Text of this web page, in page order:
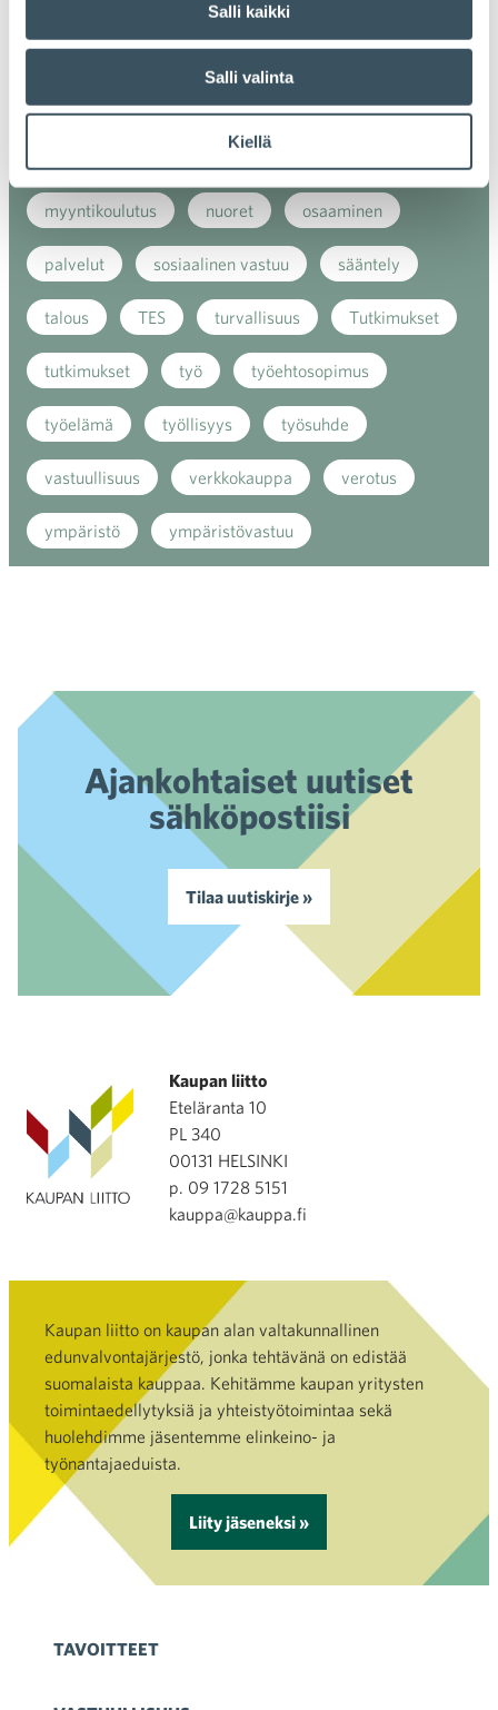
Salli kaikki
Salli valinta
Kiellä
kiertotalous koronavirus koulutus
kuluttaja kuluttajat kuluttajien luottamus
myyntikoulutus nuoret osaaminen
palvelut sosiaalinen vastuu sääntely
talous TES turvallisuus Tutkimukset
tutkimukset työ työehtosopimus
työelämä työllisyys työsuhde
vastuullisuus verkkokauppa verotus
ympäristö ympäristövastuu
Ajankohtaiset uutiset
sähköpostiisi
Tilaa uutiskirje »
Kaupan liitto
Eteläranta 10
PL 340
00131 HELSINKI
p. 09 1728 5151
kauppa@kauppa.fi
Kaupan liitto on kaupan alan valtakunnallinen
edunvalvontajärjestö, jonka tehtävänä on edistää
suomalaista kauppaa. Kehitämme kaupan yritysten
toimintaedellytyksiä ja yhteistyötoimintaa sekä
huolehdimme jäsentemme elinkeino- ja
työnantajaeduista.
Liity jäseneksi »
TAVOITTEET